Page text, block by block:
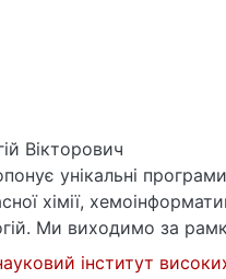
Вікторович
унікальні
хімії,
Ми виходимо за
включаючи
інститут